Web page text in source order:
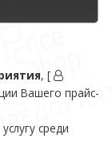
, [
Вашего прайс-
среди